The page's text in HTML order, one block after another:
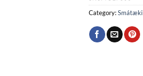
Category:Smátæki